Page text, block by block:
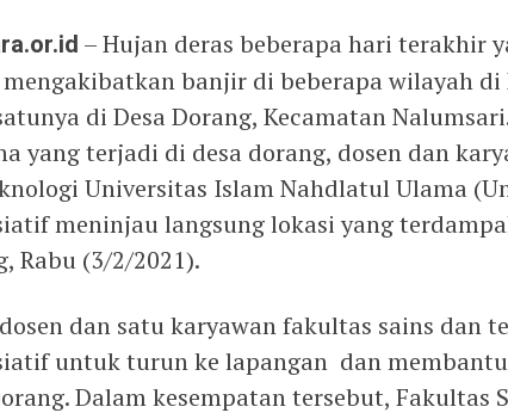
– Hujan deras beberapa hari terakhir
mengakibatkan banjir di beberapa wilayah di
di Desa Dorang, Kecamatan
yang terjadi di desa dorang, dosen dan
Universitas Islam Nahdlatul Ulama
meninjau langsung lokasi yang
Rabu (3/2/2021).
dan satu karyawan fakultas sains dan
untuk turun ke lapangan dan
Dalam kesempatan tersebut, Fakultas